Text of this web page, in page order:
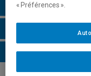
Horaire - Été 2026
Horaire - Automne
Horaire - Hiver 2027
« Préférences ».